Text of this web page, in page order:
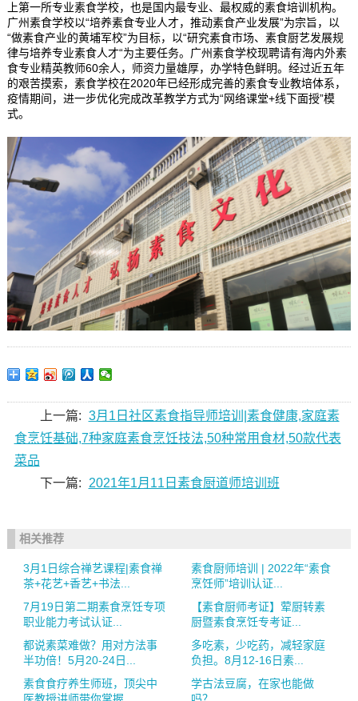
上第一所专业素食学校，也是国内最专业、最权威的素食培训机构。
广州素食学校以“培养素食专业人才，推动素食产业发展”为宗旨，以
“做素食产业的黄埔军校”为目标，以“研究素食市场、素食厨艺发展规
律与培养专业素食人才“为主要任务。广州素食学校现聘请有海内外素
食专业精英教师60余人，师资力量雄厚，办学特色鲜明。经过近五年
的艰苦摸索，素食学校在2020年已经形成完善的素食专业教培体系，
疫情期间，进一步优化完成改革教学方式为“网络课堂+线下面授”模
式。
上一篇: 3月1日社区素食指导师培训|素食健康,家庭素
食烹饪基础,7种家庭素食烹饪技法,50种常用食材,50款代表
菜品
下一篇:
2021年1月11日素食厨道师培训班
相关推荐
3月1日综合禅艺课程|素食禅
茶+花艺+香艺+书法...
素食厨师培训 | 2022年“素食
烹饪师”培训认证...
7月19日第二期素食烹饪专项
职业能力考试认证...
【素食厨师考证】荤厨转素
厨暨素食烹饪专考证...
都说素菜难做？用对方法事
半功倍！5月20-24日...
多吃素，少吃药，减轻家庭
负担。8月12-16日素...
素食食疗养生师班，顶尖中
学古法豆腐，在家也能做